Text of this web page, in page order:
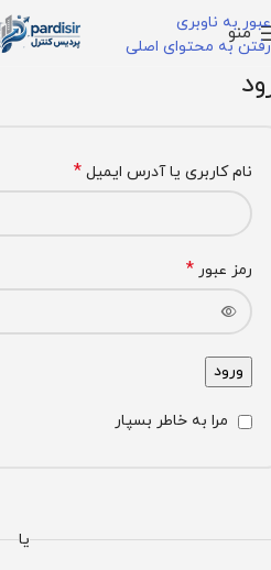
عبور به ناوبری
رفتن به محتوای اصلی
منو
نام کاربری یا آدرس ایمیل *
رمز عبور *
ورود
مرا به خاطر بسپار
یا